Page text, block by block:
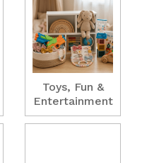
Toys, Fun &
Entertainment